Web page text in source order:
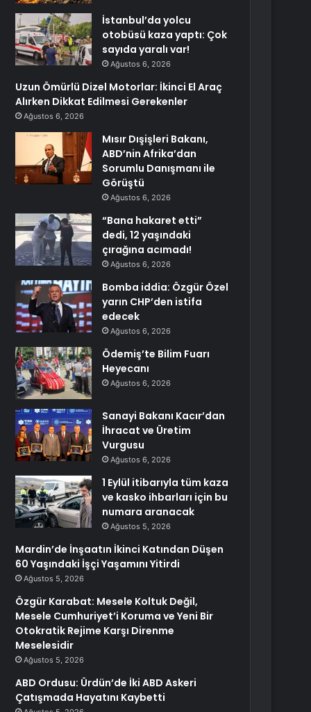
İstanbul’da yolcu
otobüsü kaza yaptı: Çok
sayıda yaralı var!
Ağustos 6, 2026
Uzun Ömürlü Dizel Motorlar: İkinci El Araç
Alırken Dikkat Edilmesi Gerekenler
Ağustos 6, 2026
Mısır Dışişleri Bakanı,
ABD’nin Afrika’dan
Sorumlu Danışmanı ile
Görüştü
Ağustos 6, 2026
“Bana hakaret etti”
dedi, 12 yaşındaki
çırağına acımadı!
Ağustos 6, 2026
Bomba iddia: Özgür Özel
yarın CHP’den istifa
edecek
Ağustos 6, 2026
Ödemiş’te Bilim Fuarı
Heyecanı
Ağustos 6, 2026
Sanayi Bakanı Kacır’dan
İhracat ve Üretim
Vurgusu
Ağustos 6, 2026
1 Eylül itibarıyla tüm kaza
ve kasko ihbarları için bu
numara aranacak
Ağustos 5, 2026
Mardin’de İnşaatın İkinci Katından Düşen
60 Yaşındaki İşçi Yaşamını Yitirdi
Ağustos 5, 2026
Özgür Karabat: Mesele Koltuk Değil,
Mesele Cumhuriyet’i Koruma ve Yeni Bir
Otokratik Rejime Karşı Direnme
Meselesidir
Ağustos 5, 2026
ABD Ordusu: Ürdün’de İki ABD Askeri
Çatışmada Hayatını Kaybetti